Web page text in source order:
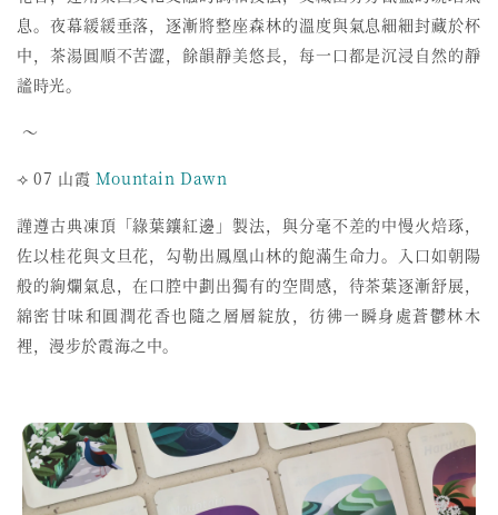
息。夜幕緩緩垂落，逐漸將整座森林的溫度與氣息細細封藏於杯
中，茶湯圓順不苦澀，餘韻靜美悠長，每一口都是沉浸自然的靜
謐時光。
～
⟢ 07 山霞 Mountain Dawn
謹遵古典凍頂「綠葉鑲紅邊」製法，與分毫不差的中慢火焙琢，
佐以桂花與文旦花，勾勒出鳳凰山林的飽滿生命力。
入口如朝陽
般的絢爛氣息，在口腔中劃出獨有的空間感， 待茶葉逐漸舒展，
綿密甘味和圓潤花香也隨之層層綻放，彷彿一瞬身處蒼鬱林木
裡，漫步於霞海之中。